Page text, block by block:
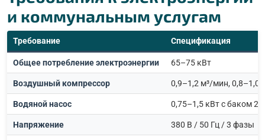
и коммунальным услугам
Требование Спецификация
Общее потребление электроэнергии 65–75 кВт
Воздушный компрессор 0,9–1,2 м³/мин, 0,8–1,0
Водяной насос 0,75–1,5 кВт с баком
Напряжение 380 В / 50 Гц / 3 фазы